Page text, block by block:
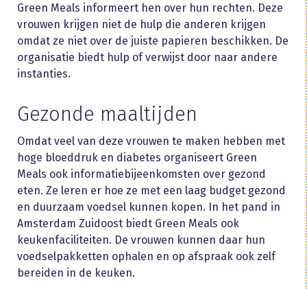
Green Meals informeert hen over hun rechten. Deze
vrouwen krijgen niet de hulp die anderen krijgen
omdat ze niet over de juiste papieren beschikken. De
organisatie biedt hulp of verwijst door naar andere
instanties.
Gezonde maaltijden
Omdat veel van deze vrouwen te maken hebben met
hoge bloeddruk en diabetes organiseert Green
Meals ook informatiebijeenkomsten over gezond
eten. Ze leren er hoe ze met een laag budget gezond
en duurzaam voedsel kunnen kopen. In het pand in
Amsterdam Zuidoost biedt Green Meals ook
keukenfaciliteiten. De vrouwen kunnen daar hun
voedselpakketten ophalen en op afspraak ook zelf
bereiden in de keuken.